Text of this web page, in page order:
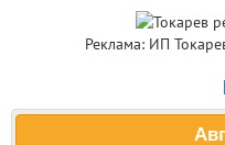
Реклама: ИП